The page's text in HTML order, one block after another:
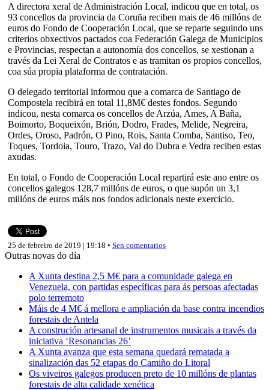
A directora xeral de Administración Local, indicou que en total, os
93 concellos da provincia da Coruña reciben mais de 46 millóns de
euros do Fondo de Cooperación Local, que se reparte seguindo uns
criterios obxectivos pactados coa Federación Galega de Municipios
e Provincias, respectan a autonomía dos concellos, se xestionan a
través da Lei Xeral de Contratos e as tramitan os propios concellos,
coa súa propia plataforma de contratación.
O delegado territorial informou que a comarca de Santiago de
Compostela recibirá en total 11,8M€ destes fondos. Segundo
indicou, nesta comarca os concellos de Arzúa, Ames, A Baña,
Boimorto, Boqueixón, Brión, Dodro, Frades, Melide, Negreira,
Ordes, Oroso, Padrón, O Pino, Rois, Santa Comba, Santiso, Teo,
Toques, Tordoia, Touro, Trazo, Val do Dubra e Vedra reciben estas
axudas.
En total, o Fondo de Cooperación Local repartirá este ano entre os
concellos galegos 128,7 millóns de euros, o que supón un 3,1
millóns de euros máis nos fondos adicionais neste exercicio.
25 de febreiro de 2019 | 19:18 • Sen comentarios
Outras novas do día
A Xunta destina 2,5 M€ para a comunidade galega en
Venezuela, con partidas específicas para ás persoas afectadas
polo terremoto
Máis de 4 M€ á mellora e ampliación da base contra incendios
forestais de Antela
A construción artesanal de instrumentos musicais a través da
iniciativa ‘Resonancias 26’
A Xunta avanza que esta semana quedará rematada a
sinalización das 52 etapas do Camiño do Litoral
Os viveiros galegos producen preto de 10 millóns de plantas
forestais de alta calidade xenética